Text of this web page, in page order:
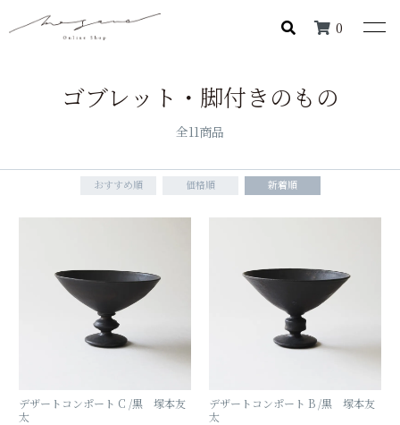
0
ゴブレット・脚付きのもの
全11商品
おすすめ順 価格順 新着順
デザートコンポート C /黒 塚本友
太
デザートコンポート B /黒 塚本友
太